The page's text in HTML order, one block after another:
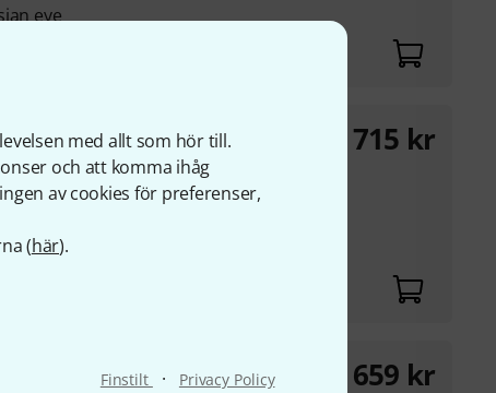
med allt som hör till.
och att komma ihåg
av cookies för preferenser,
(här).
Finstilt · Privacy Policy
eye
1/2G BK 715 kr
Bow 3/4F 659 kr